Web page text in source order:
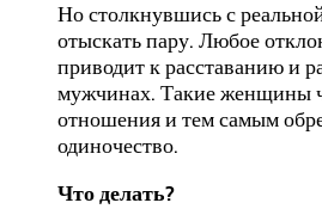
Но столкнувшись с
отыскать пару. Любое
приводит к расставанию и
мужчинах. Такие женщины
отношения и тем самым
одиночество.
Что делать?